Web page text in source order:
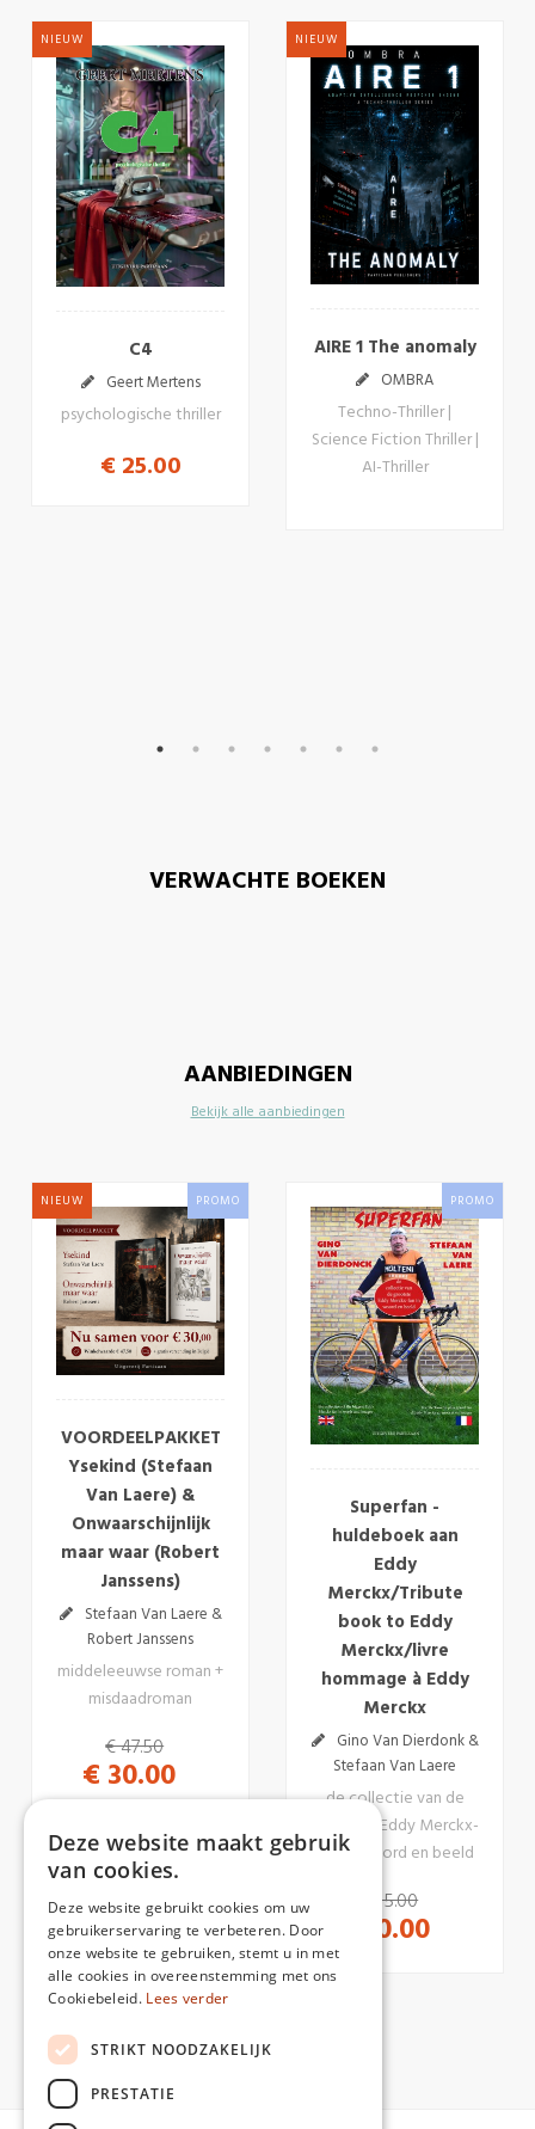
NIEUW
C4
Geert Mertens
psychologische thriller
€ 25.00
NIEUW
AIRE 1 The anomaly
OMBRA
Techno-Thriller |
Science Fiction Thriller |
AI-Thriller
VERWACHTE BOEKEN
AANBIEDINGEN
Bekijk alle aanbiedingen
NIEUW PROMO
VOORDEELPAKKET
Ysekind (Stefaan
Van Laere) &
Onwaarschijnlijk
maar waar (Robert
Janssens)
Stefaan Van Laere &
Robert Janssens
middeleeuwse roman +
misdaadroman
€ 47.50
€ 30.00
PROMO
Superfan -
huldeboek aan
Eddy
Merckx/Tribute
book to Eddy
Merckx/livre
hommage à Eddy
Merckx
Gino Van Dierdonk &
Stefaan Van Laere
de collectie van de
grootste Eddy Merckx-
fan in woord en beeld
€ 35.00
€ 30.00
Deze website maakt gebruik
van cookies.
Deze website gebruikt cookies om uw
gebruikerservaring te verbeteren. Door
onze website te gebruiken, stemt u in met
alle cookies in overeenstemming met ons
Cookiebeleid. Lees verder
STRIKT NOODZAKELIJK
PRESTATIE